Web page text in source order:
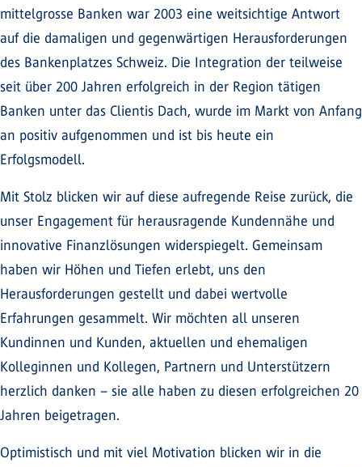
mittelgrosse Banken war 2003 eine weitsichtige Antwort
auf die damaligen und gegenwärtigen Herausforderungen
des Bankenplatzes Schweiz. Die Integration der teilweise
seit über 200 Jahren erfolgreich in der Region tätigen
Banken unter das Clientis Dach, wurde im Markt von Anfang
an positiv aufgenommen und ist bis heute ein
Erfolgsmodell.
Mit Stolz blicken wir auf diese aufregende Reise zurück, die
unser Engagement für herausragende Kundennähe und
innovative Finanzlösungen widerspiegelt. Gemeinsam
haben wir Höhen und Tiefen erlebt, uns den
Herausforderungen gestellt und dabei wertvolle
Erfahrungen gesammelt. Wir möchten all unseren
Kundinnen und Kunden, aktuellen und ehemaligen
Kolleginnen und Kollegen, Partnern und Unterstützern
herzlich danken – sie alle haben zu diesen erfolgreichen 20
Jahren beigetragen.
Optimistisch und mit viel Motivation blicken wir in die